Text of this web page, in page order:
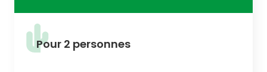
Pour 2 personnes